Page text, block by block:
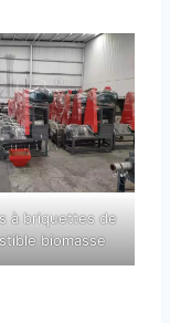
à briquettes de
biomasse